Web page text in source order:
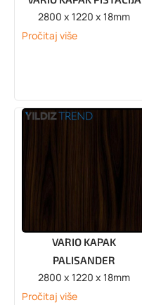
2800 x 1220 x 18mm
Pročitaj više
VARIO KAPAK
PALISANDER
2800 x 1220 x 18mm
Pročitaj više